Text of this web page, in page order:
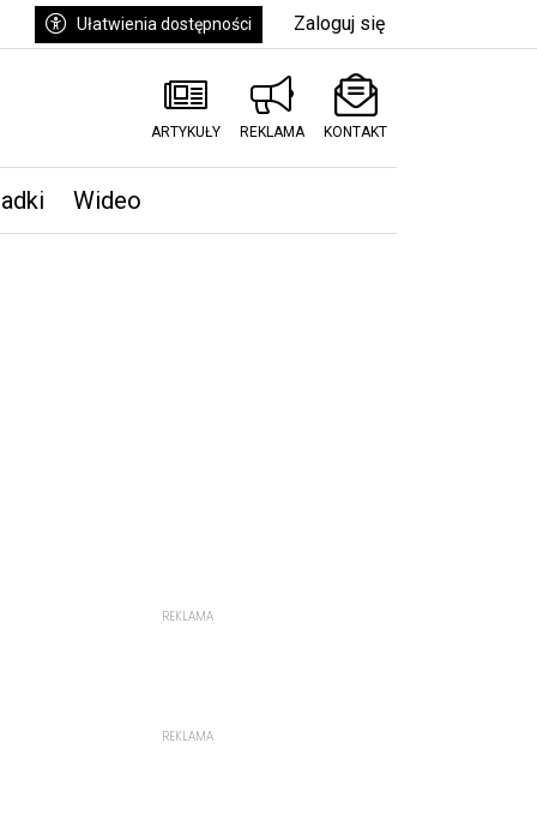
Ułatwienia dostępności Zaloguj się
ARTYKUŁY REKLAMA KONTAKT
Wideo
REKLAMA
REKLAMA